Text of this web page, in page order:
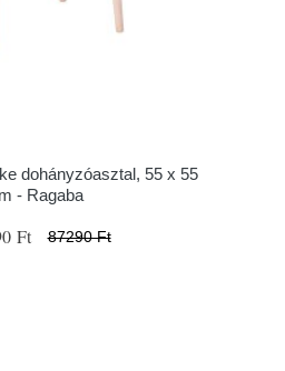
dohányzóasztal, 55 x 55
- Ragaba
Ft 87290 Ft